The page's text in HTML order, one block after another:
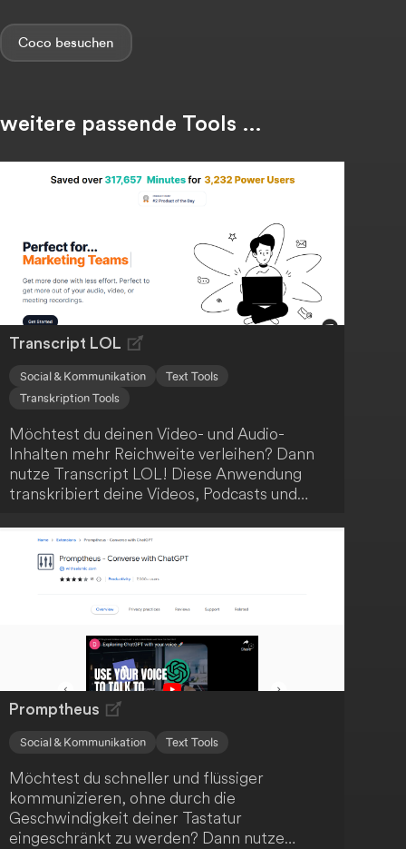
Coco
weitere passende Tools …
Transcript LOL
Social & Kommunikation
Text Tools
Transkription Tools
Möchtest du deinen Video- und Audio-
Inhalten mehr Reichweite verleihen? Dann
nutze Transcript LOL! Diese Anwendung
transkribiert deine Videos, Podcasts und
erstellt Zusammenfassungen sowie
Themenerkennung. Sogar bei Inhalten ohne
Untertitel liefert Transcript LOL eine höhere
der KI-Anwendung über den Inhalt und
mache deine Medien so für ein breites
Publikum zugänglich.
Promptheus
Social & Kommunikation Text Tools
Möchtest du schneller und flüssiger
kommunizieren, ohne durch die
Geschwindigkeit deiner Tastatur
eingeschränkt zu werden? Dann nutze